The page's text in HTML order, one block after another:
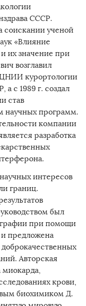
СССР.
соискании ученой
«Влияние
их значение при
возглавил
курортологии
с 1989 г. создал
став
научных программ.
компании
разработка
интересов
границ.
был
при помощи
и предложена
Авторская
миокарда,
крови,
биохимиком Д.